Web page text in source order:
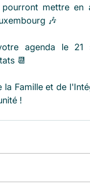
mettre
🎶
agenda le
📆
Famille et de
!